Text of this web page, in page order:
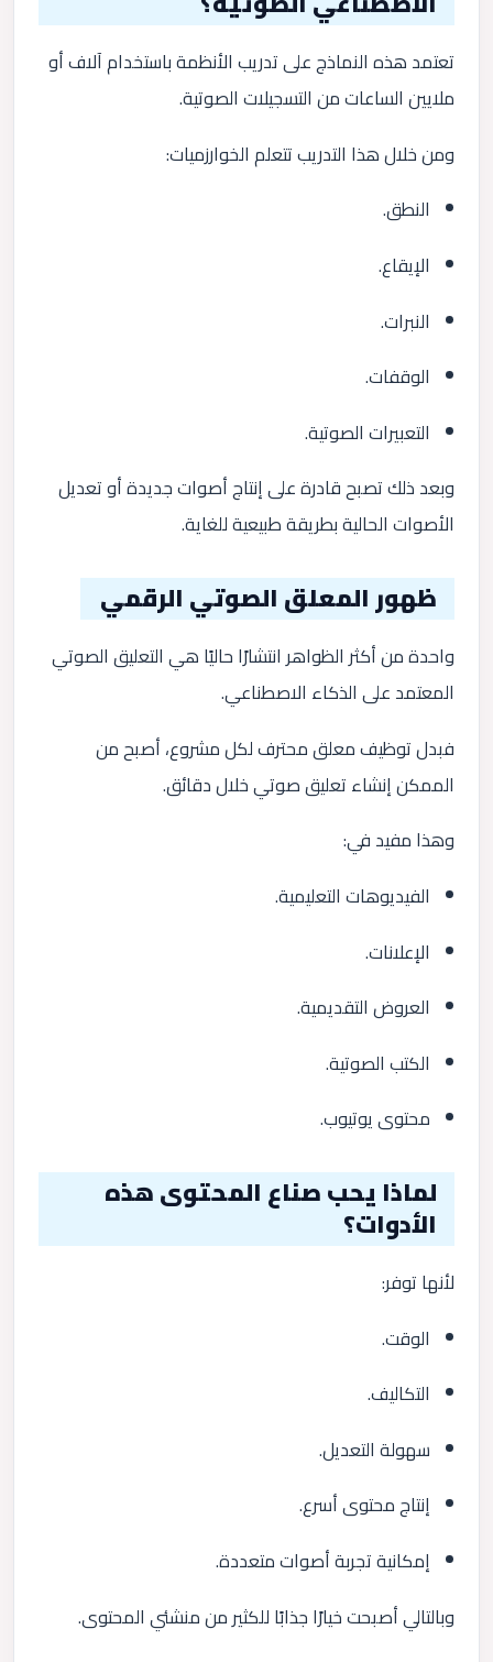
تعتمد هذه النماذج على تدريب الأنظمة باستخدام آلاف أو
ملايين الساعات من التسجيلات الصوتية.
ومن خلال هذا التدريب تتعلم الخوارزميات:
النطق.
الإيقاع.
النبرات.
الوقفات.
التعبيرات الصوتية.
وبعد ذلك تصبح قادرة على إنتاج أصوات جديدة أو تعديل
الأصوات الحالية بطريقة طبيعية للغاية.
ظهور المعلق الصوتي الرقمي
واحدة من أكثر الظواهر انتشارًا حاليًا هي التعليق الصوتي
المعتمد على الذكاء الاصطناعي.
فبدل توظيف معلق محترف لكل مشروع، أصبح من
الممكن إنشاء تعليق صوتي خلال دقائق.
وهذا مفيد في:
الفيديوهات التعليمية.
الإعلانات.
العروض التقديمية.
الكتب الصوتية.
محتوى يوتيوب.
لماذا يحب صناع المحتوى هذه
الأدوات؟
لأنها توفر:
الوقت.
التكاليف.
سهولة التعديل.
إنتاج محتوى أسرع.
إمكانية تجربة أصوات متعددة.
وبالتالي أصبحت خيارًا جذابًا للكثير من منشئي المحتوى.